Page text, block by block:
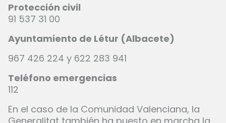
Protección civil
91 537 31 00
Ayuntamiento de Létur (Albacete)
967 426 224 y 622 283 941
Teléfono emergencias
112
En el caso de la Comunidad Valenciana, la